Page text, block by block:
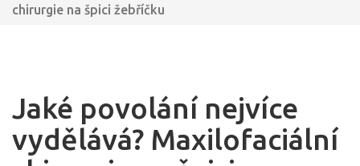
chirurgie na špici žebříčku
Jaké povolání nejvíce
vydělává? Maxilofaciální